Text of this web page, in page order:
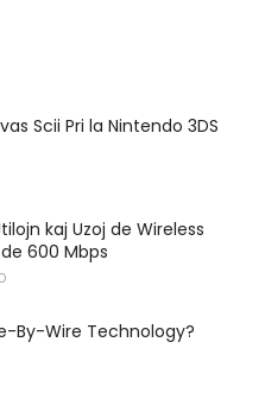
Scii Pri la Nintendo 3DS
kaj Uzoj de Wireless
600 Mbps
By-Wire Technology?